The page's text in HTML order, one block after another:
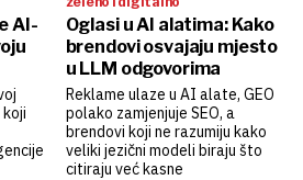
AI-
Oglasi u AI alatima: Kako
brendovi osvajaju mjesto
u LLM odgovorima
Reklame ulaze u AI alate, GEO
polako zamjenjuje SEO, a
brendovi koji ne razumiju kako
veliki jezični modeli biraju što
citiraju već kasne